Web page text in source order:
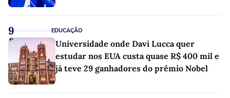
9 EDUCAÇÃO
Universidade onde Davi Lucca quer
estudar nos EUA custa quase R$ 400 mil e
já teve 29 ganhadores do prêmio Nobel